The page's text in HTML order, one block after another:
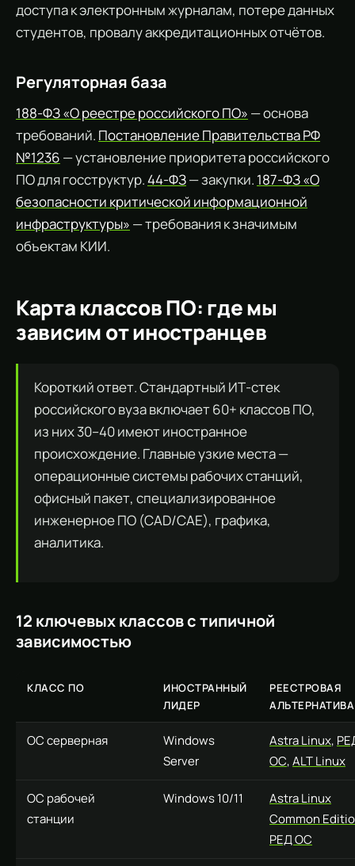
доступа к электронным журналам, потере данных
студентов, провалу аккредитационных отчётов.
Регуляторная база
188-ФЗ «О реестре российского ПО» — основа
требований. Постановление Правительства РФ
№1236 — установление приоритета российского
ПО для госструктур.44-ФЗ— закупки. 187-ФЗ «О
безопасности критической информационной
инфраструктуры» — требования к значимым
объектам КИИ.
Карта классов ПО: где мы
зависим от иностранцев
Короткий ответ. Стандартный ИТ-стек
российского вуза включает 60+ классов ПО,
из них 30–40 имеют иностранное
происхождение. Главные узкие места —
операционные системы рабочих станций,
офисный пакет, специализированное
инженерное ПО (CAD/CAE), графика,
аналитика.
12 ключевых классов с типичной
зависимостью
КЛАСС ПО
ИНОСТРАННЫЙ
ЛИДЕР
РЕЕСТРОВАЯ
АЛЬТЕРНАТИВА
ОС серверная
Windows
Server
Astra Linux,
ОС,ALT Linux
ОС рабочей
станции
Windows 10/11
Astra Linux
Common
РЕД ОС